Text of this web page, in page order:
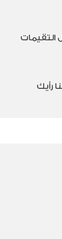
التقيمات
رأيك